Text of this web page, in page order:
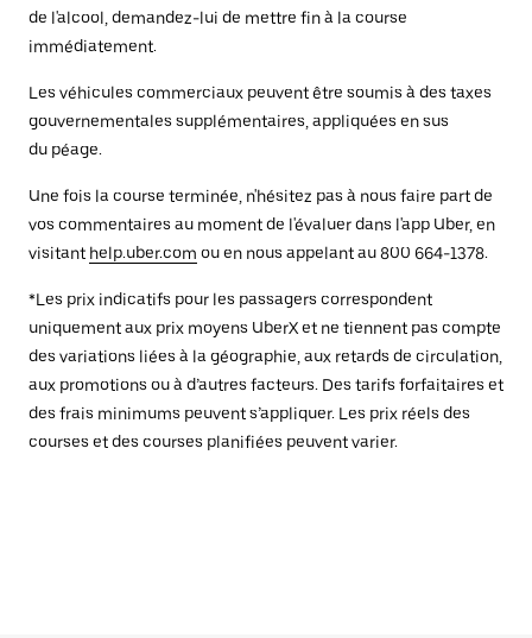
de l'alcool, demandez-lui de mettre fin à la course
immédiatement.
Les véhicules commerciaux peuvent être soumis à des taxes
gouvernementales supplémentaires, appliquées en sus
du péage.
Une fois la course terminée, n'hésitez pas à nous faire part de
vos commentaires au moment de l'évaluer dans l'app Uber, en
visitant help.uber.com ou en nous appelant au 800 664-1378.
*Les prix indicatifs pour les passagers correspondent
uniquement aux prix moyens UberX et ne tiennent pas compte
des variations liées à la géographie, aux retards de circulation,
aux promotions ou à d’autres facteurs. Des tarifs forfaitaires et
des frais minimums peuvent s’appliquer. Les prix réels des
courses et des courses planifiées peuvent varier.